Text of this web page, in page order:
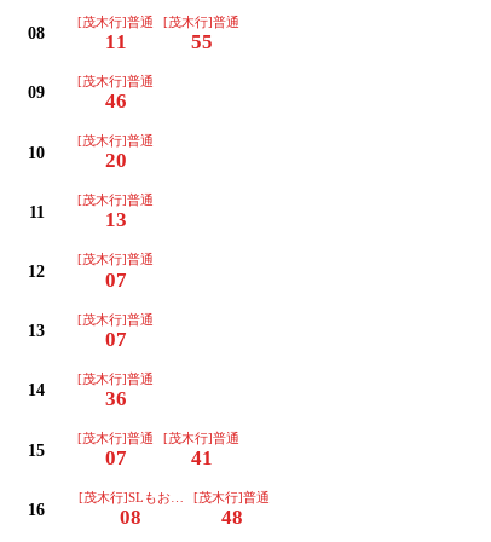
08
[茂木行]普通
11
[茂木行]普通
55
09
[茂木行]普通
46
10
[茂木行]普通
20
11
[茂木行]普通
13
12
[茂木行]普通
07
13
[茂木行]普通
07
14
[茂木行]普通
36
15
[茂木行]普通
07
[茂木行]普通
41
16
[茂木行]SLもおか号運転日は運休
08
[茂木行]普通
48